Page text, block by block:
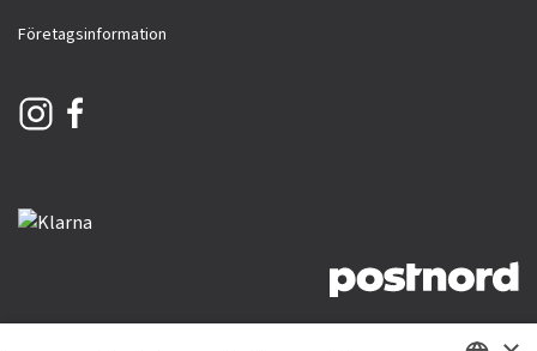
Företagsinformation